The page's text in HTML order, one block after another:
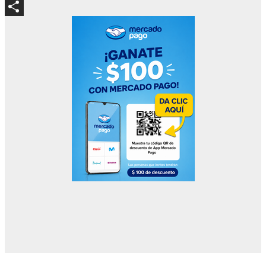
Blogger